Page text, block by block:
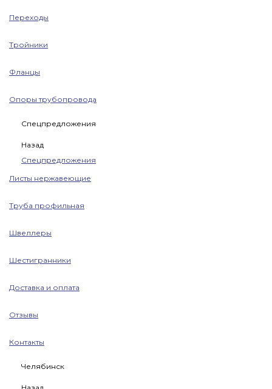
Переходы
Тройники
Фланцы
Опоры трубопровода
Спецпредложения
Назад
Спецпредложения
Листы нержавеющие
Труба профильная
Швеллеры
Шестигранники
Доставка и оплата
Отзывы
Контакты
Челябинск